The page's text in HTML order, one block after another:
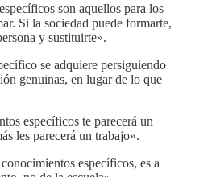
son aquellos para los
Si la sociedad puede formarte,
y sustituirte».
se adquiere persiguiendo
genuinas, en lugar de lo que
específicos te parecerá un
les parecerá un trabajo».
específicos, es a